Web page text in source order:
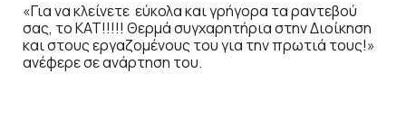
«Για να κλείνετε εύκολα και γρήγορα τα ραντεβού
σας, το ΚΑΤ!!!!! Θερμά συγχαρητήρια στην Διοίκηση
και στους εργαζομένους του για την πρωτιά τους!»
ανέφερε σε ανάρτηση του.